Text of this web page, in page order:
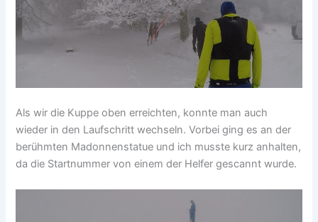
Als wir die Kuppe oben erreichten, konnte man auch
wieder in den Laufschritt wechseln. Vorbei ging es an der
berühmten Madonnenstatue und ich musste kurz anhalten,
da die Startnummer von einem der Helfer gescannt wurde.